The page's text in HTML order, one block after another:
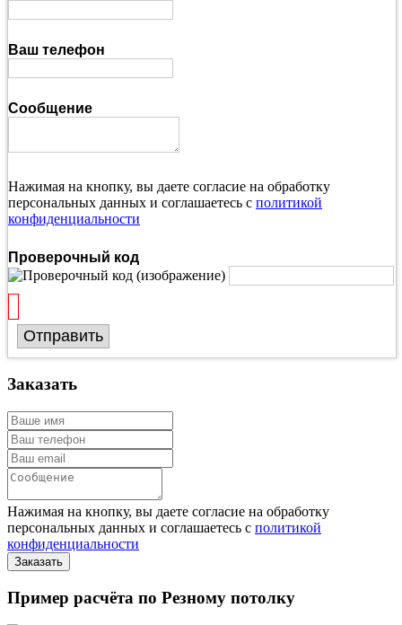
Ваш телефон
Сообщение
Нажимая на кнопку, вы даете согласие на обработку
персональных данных и соглашаетесь с политикой
конфиденциальности
Проверочный код
Отправить
Заказать
Нажимая на кнопку, вы даете согласие на обработку
персональных данных и соглашаетесь с политикой
конфиденциальности
Пример расчёта по Резному потолку